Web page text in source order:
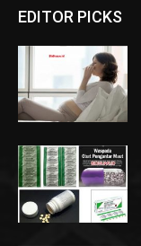
EDITOR PICKS